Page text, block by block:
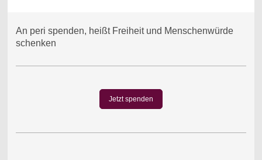
An peri spenden, heißt Freiheit und Menschenwürde
schenken
Jetzt spenden